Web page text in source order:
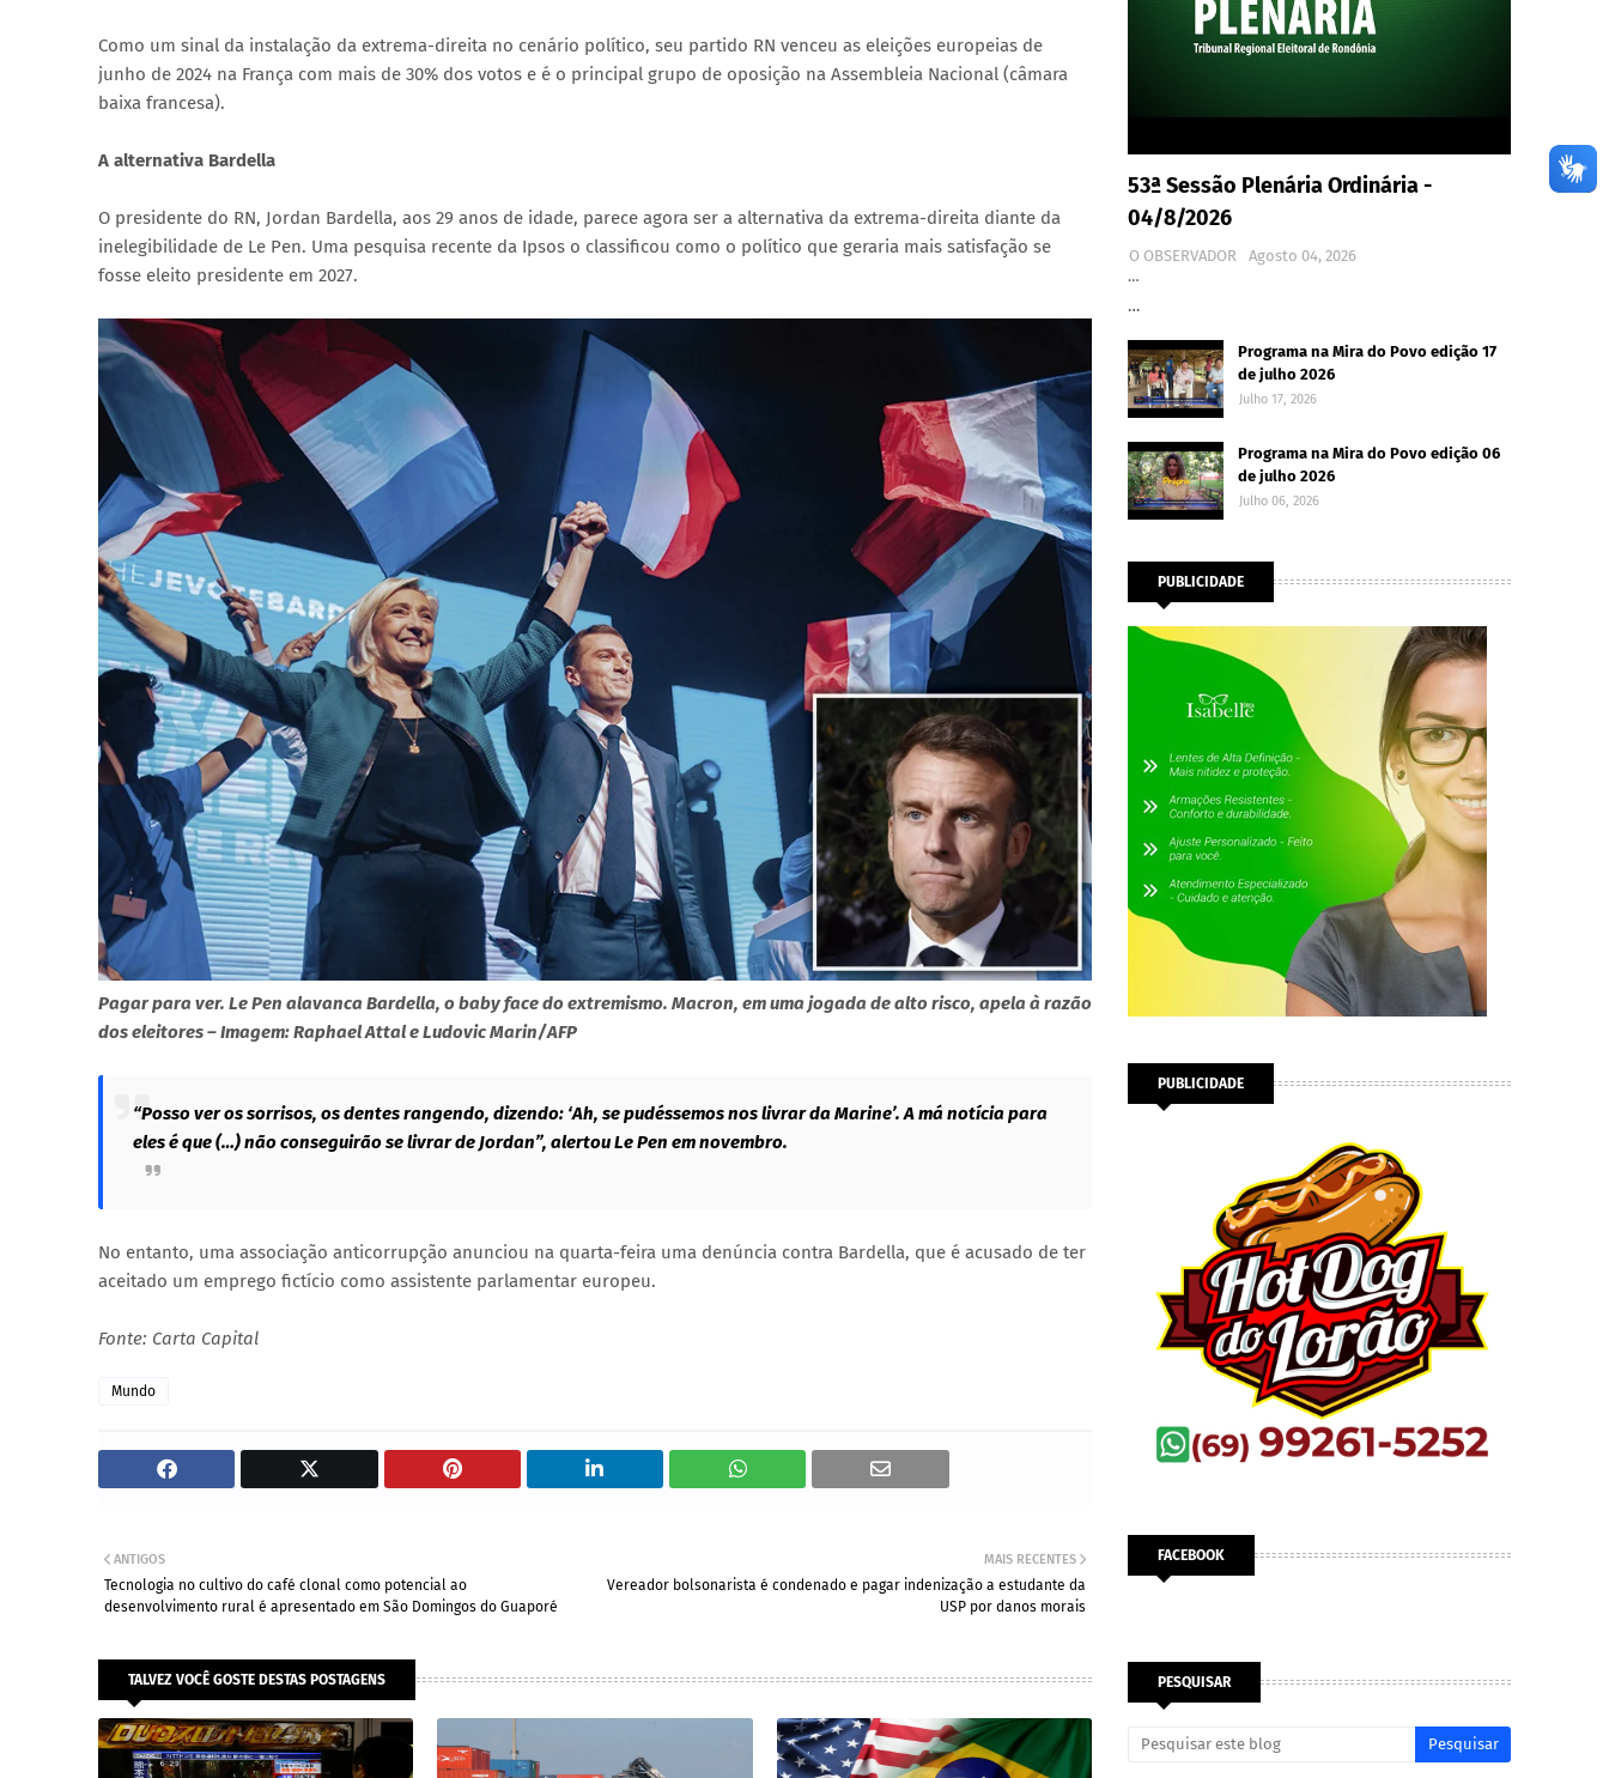
Como um sinal da instalação da extrema-direita no cenário político, seu partido RN venceu as eleições europeias de
junho de 2024 na França com mais de 30% dos votos e é o principal grupo de oposição na Assembleia Nacional (câmara
baixa francesa).
A alternativa Bardella
O presidente do RN, Jordan Bardella, aos 29 anos de idade, parece agora ser a alternativa da extrema-direita diante da
inelegibilidade de Le Pen. Uma pesquisa recente da Ipsos o classificou como o político que geraria mais satisfação se
fosse eleito presidente em 2027.
Pagar para ver. Le Pen alavanca Bardella, o baby face do extremismo. Macron, em uma jogada de alto risco, apela à razão
dos eleitores – Imagem: Raphael Attal e Ludovic Marin/AFP
“Posso ver os sorrisos, os dentes rangendo, dizendo: ‘Ah, se pudéssemos nos livrar da Marine’. A má notícia para
eles é que (…) não conseguirão se livrar de Jordan”, alertou Le Pen em novembro.
No entanto, uma associação anticorrupção anunciou na quarta-feira uma denúncia contra Bardella, que é acusado de ter
aceitado um emprego fictício como assistente parlamentar europeu.
Fonte: Carta Capital
Mundo
MAIS RECENTES
Vereador bolsonarista é condenado e pagar indenização a estudante da
USP por danos morais
ANTIGOS
Tecnologia no cultivo do café clonal como potencial ao
desenvolvimento rural é apresentado em São Domingos do Guaporé
TALVEZ VOCÊ GOSTE DESTAS POSTAGENS
53ª Sessão Plenária Ordinária -
04/8/2026
O OBSERVADOR
Agosto 04, 2026
…
…
Programa na Mira do Povo edição 17
de julho 2026
Julho 17, 2026
Programa na Mira do Povo edição 06
de julho 2026
Julho 06, 2026
PUBLICIDADE
PUBLICIDADE
FACEBOOK
PESQUISAR